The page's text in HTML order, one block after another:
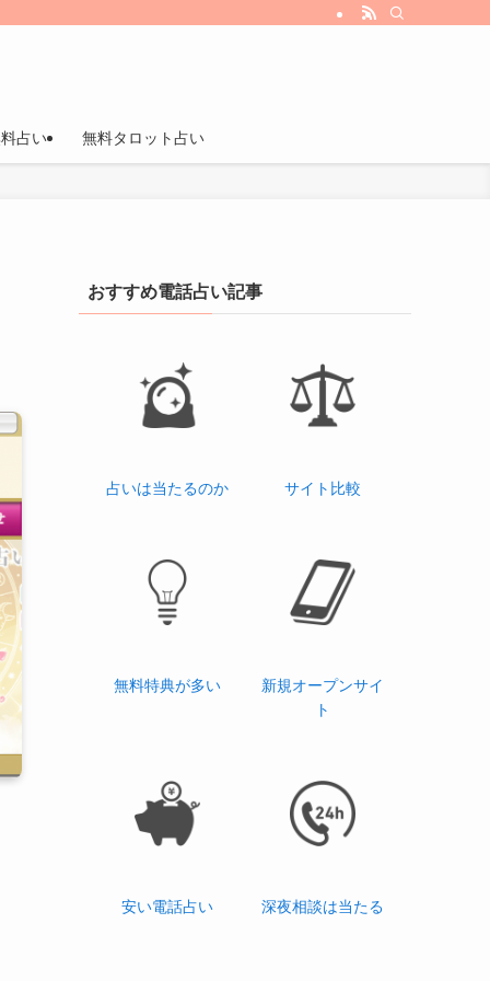
占い 無料タロット占い
おすすめ電話占い記事
占いは当たるのか サイト比較
無料特典が多い
新規オープンサイ
ト
安い電話占い 深夜相談は当たる